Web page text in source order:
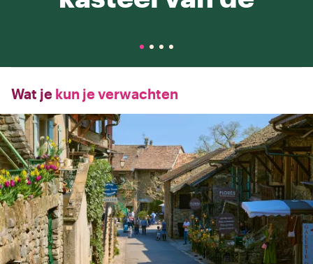
Wat je kun je verwachten